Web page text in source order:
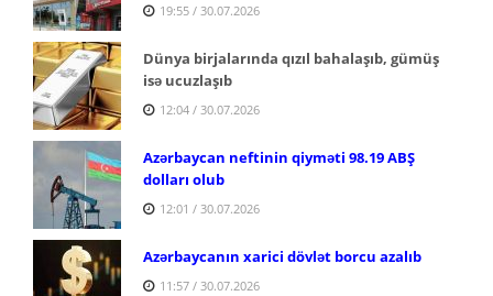
19:55 / 30.07.2026
Dünya birjalarında qızıl bahalaşıb, gümüş
isə ucuzlaşıb
12:04 / 30.07.2026
Azərbaycan neftinin qiyməti 98.19 ABŞ
dolları olub
12:01 / 30.07.2026
Azərbaycanın xarici dövlət borcu azalıb
11:57 / 30.07.2026